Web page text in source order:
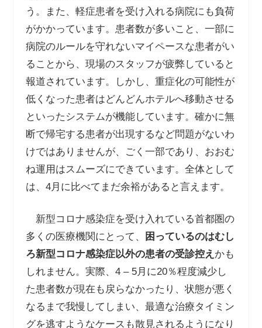
う。また、軽症患者を受け入れる病院にも負荷
がかかっています。患者数が多いこと、一部に
病院のルールを守れないマイペースな患者がい
ることから、現場のスタッフが疲弊していると
報道されています。しかし、重症化の可能性が
低くなった患者はどんどんホテルへ移動させる
といったシステムが機能しています。確かに無
断で帰宅する患者が出現するなど問題がないわ
けではありませんが、ごく一部であり、おおむ
ね運用はスムーズにできています。全体として
は、4月に比べてまだ余裕があると言えます。
新型コロナ感染症を受け入れている首都圏の
多くの医療機関にとって、
困っているのはむし
ろ新型コロナ感染症以外の患者の受診控え かも
しれません。実際、4 – 5月に20％程度減少し
た患者数が現在も戻らなかったり、状態が悪く
なるまで我慢してしまい、最適な治療タイミン
グを逃すようなケースも散見されるようになり